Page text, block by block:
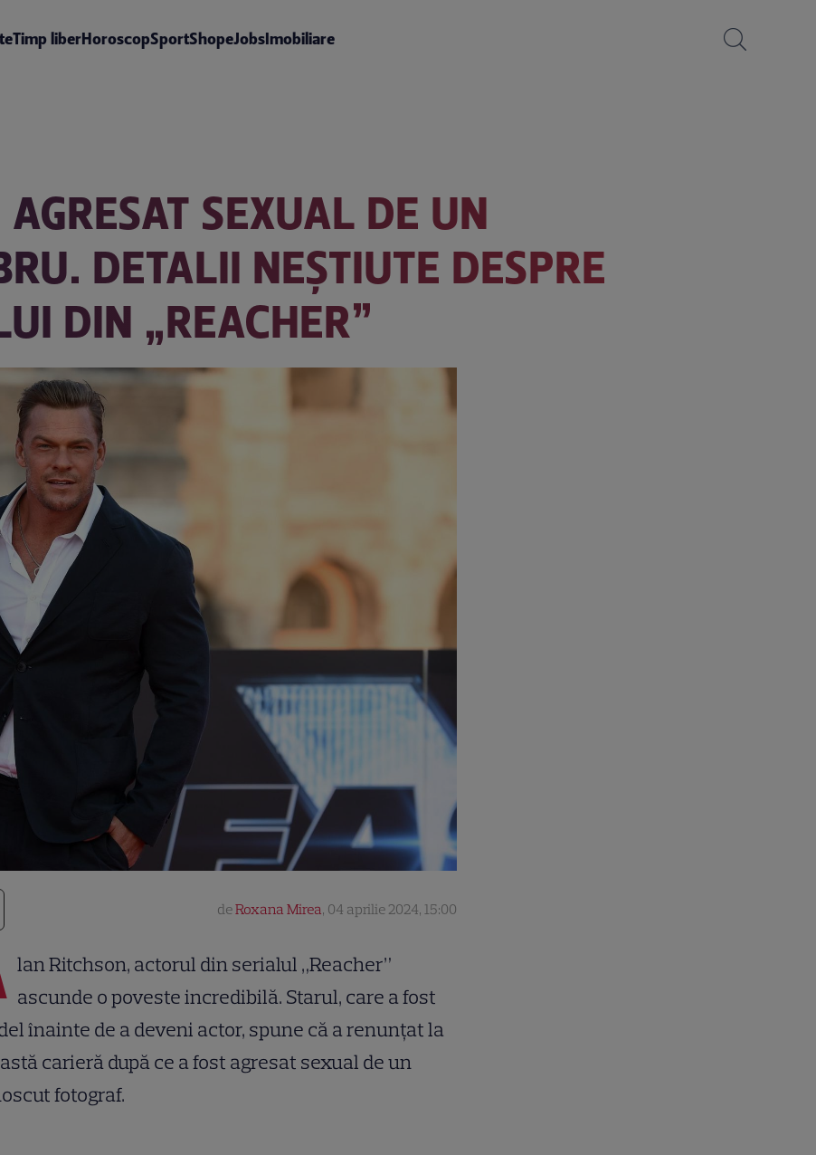
Timp liberHoroscopSportShopeJobsImobiliare
SEXUAL DE UN
DETALII NEȘTIUTE DESPRE
DIN „REACHER”
deRoxana Mirea, 04 aprilie 2024, 15:00
lan Ritchson, actorul din serialul „Reacher”
ascunde o poveste incredibilă. Starul, care a fost
înainte de a deveni actor, spune că a renunțat la
carieră după ce a fost agresat sexual de un
fotograf.